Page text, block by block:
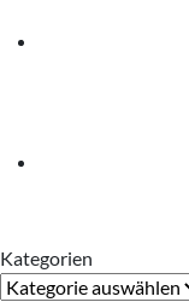
Kategorien
Kategorien